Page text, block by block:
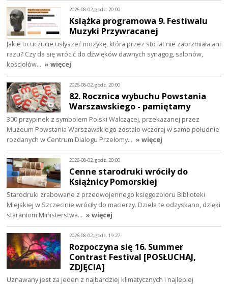
2026-08-02, godz. 20:00
Książka programowa 9. Festiwalu
Muzyki Przywracanej
Jakie to uczucie usłyszeć muzykę, która przez sto lat nie zabrzmiała ani
razu? Czy da się wrócić do dźwięków dawnych synagog, salonów,
kościołów… » więcej
2026-08-02, godz. 20:00
82. Rocznica wybuchu Powstania
Warszawskiego - pamiętamy
300 przypinek z symbolem Polski Walczącej, przekazanej przez
Muzeum Powstania Warszawskiego zostało wczoraj w samo południe
rozdanych w Centrum Dialogu Przełomy… » więcej
2026-08-02, godz. 20:00
Cenne starodruki wróciły do
Książnicy Pomorskiej
Starodruki zrabowane z przedwojennego księgozbioru Biblioteki
Miejskiej w Szczecinie wróciły do macierzy. Dzieła te odzyskano, dzięki
staraniom Ministerstwa… » więcej
2026-08-02, godz. 19:27
Rozpoczyna się 16. Summer
Contrast Festival [POSŁUCHAJ,
ZDJĘCIA]
Uznawany jest za jeden z najbardziej klimatycznych i najlepiej